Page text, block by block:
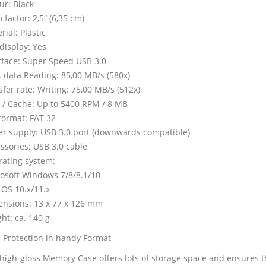
Black
factor: 2,5“ (6,35 cm)
Plastic
Yes
Super Speed USB 3.0
data Reading: 85,00 MB/s (580x)
rate: Writing: 75,00 MB/s (512x)
/ Cache: Up to 5400 RPM / 8 MB
FAT 32
supply: USB 3.0 port (downwards compatible)
USB 3.0 cable
system:
Windows 7/8/8.1/10
10.x/11.x
13 x 77 x 126 mm
ca. 140 g
Protection in handy Format
gloss Memory Case offers lots of storage space and